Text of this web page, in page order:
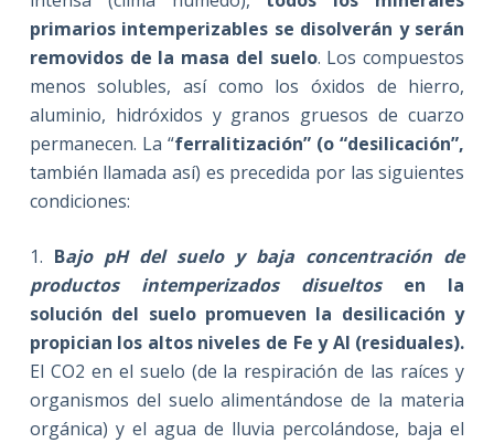
primarios intemperizables se disolverán y serán
removidos de la masa del suelo. Los compuestos
menos solubles, así como los óxidos de hierro,
aluminio, hidróxidos y granos gruesos de cuarzo
permanecen. La “ferralitización” (o “desilicación”,
también llamada así) es precedida por las siguientes
condiciones:
1. Bajo pH del suelo y baja concentración de
productos intemperizados disueltos en la
solución del suelo promueven la desilicación y
propician los altos niveles de Fe y Al (residuales).
El CO2 en el suelo (de la respiración de las raíces y
organismos del suelo alimentándose de la materia
orgánica) y el agua de lluvia percolándose, baja el